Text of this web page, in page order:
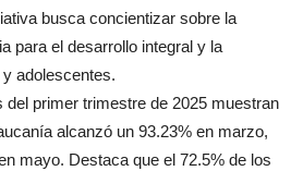
busca concientizar sobre la
para el desarrollo integral y la
adolescentes.
del primer trimestre de 2025 muestran
alcanzó un 93.23% en marzo,
mayo. Destaca que el 72.5% de los